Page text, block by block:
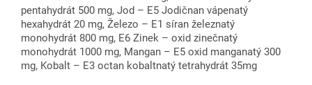
pentahydrát 500 mg, Jod – E5 Jodičnan vápenatý
hexahydrát 20 mg, Železo – E1 síran železnatý
monohydrát 800 mg, E6 Zinek – oxid zinečnatý
monohydrát 1000 mg, Mangan – E5 oxid manganatý 300
mg, Kobalt – E3 octan kobaltnatý tetrahydrát 35mg